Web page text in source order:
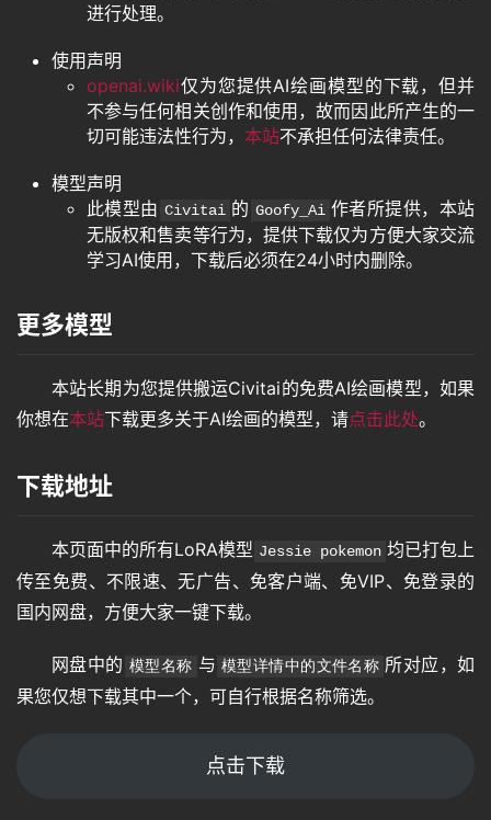
进行处理。
使用声明
openai.wiki仅为您提供AI绘画模型的下载，但并
不参与任何相关创作和使用，故而因此所产生的一
切可能违法性行为， 本站不承担任何法律责任。
模型声明
此模型由 Civitai 的 Goofy_Ai 作者所提供，本站
无版权和售卖等行为，提供下载仅为方便大家交流
学习AI使用，下载后必须在24小时内删除。
更多模型
本站长期为您提供搬运Civitai的免费AI绘画模型，如果
你想在本站下载更多关于AI绘画的模型，请点击此处。
下载地址
本页面中的所有LoRA模型 Jessie pokemon 均已打包上
传至免费、不限速、无广告、免客户端、免VIP、免登录的
国内网盘，方便大家一键下载。
网盘中的 模型名称 与 模型详情中的文件名称 所对应，如
果您仅想下载其中一个，可自行根据名称筛选。
点击下载